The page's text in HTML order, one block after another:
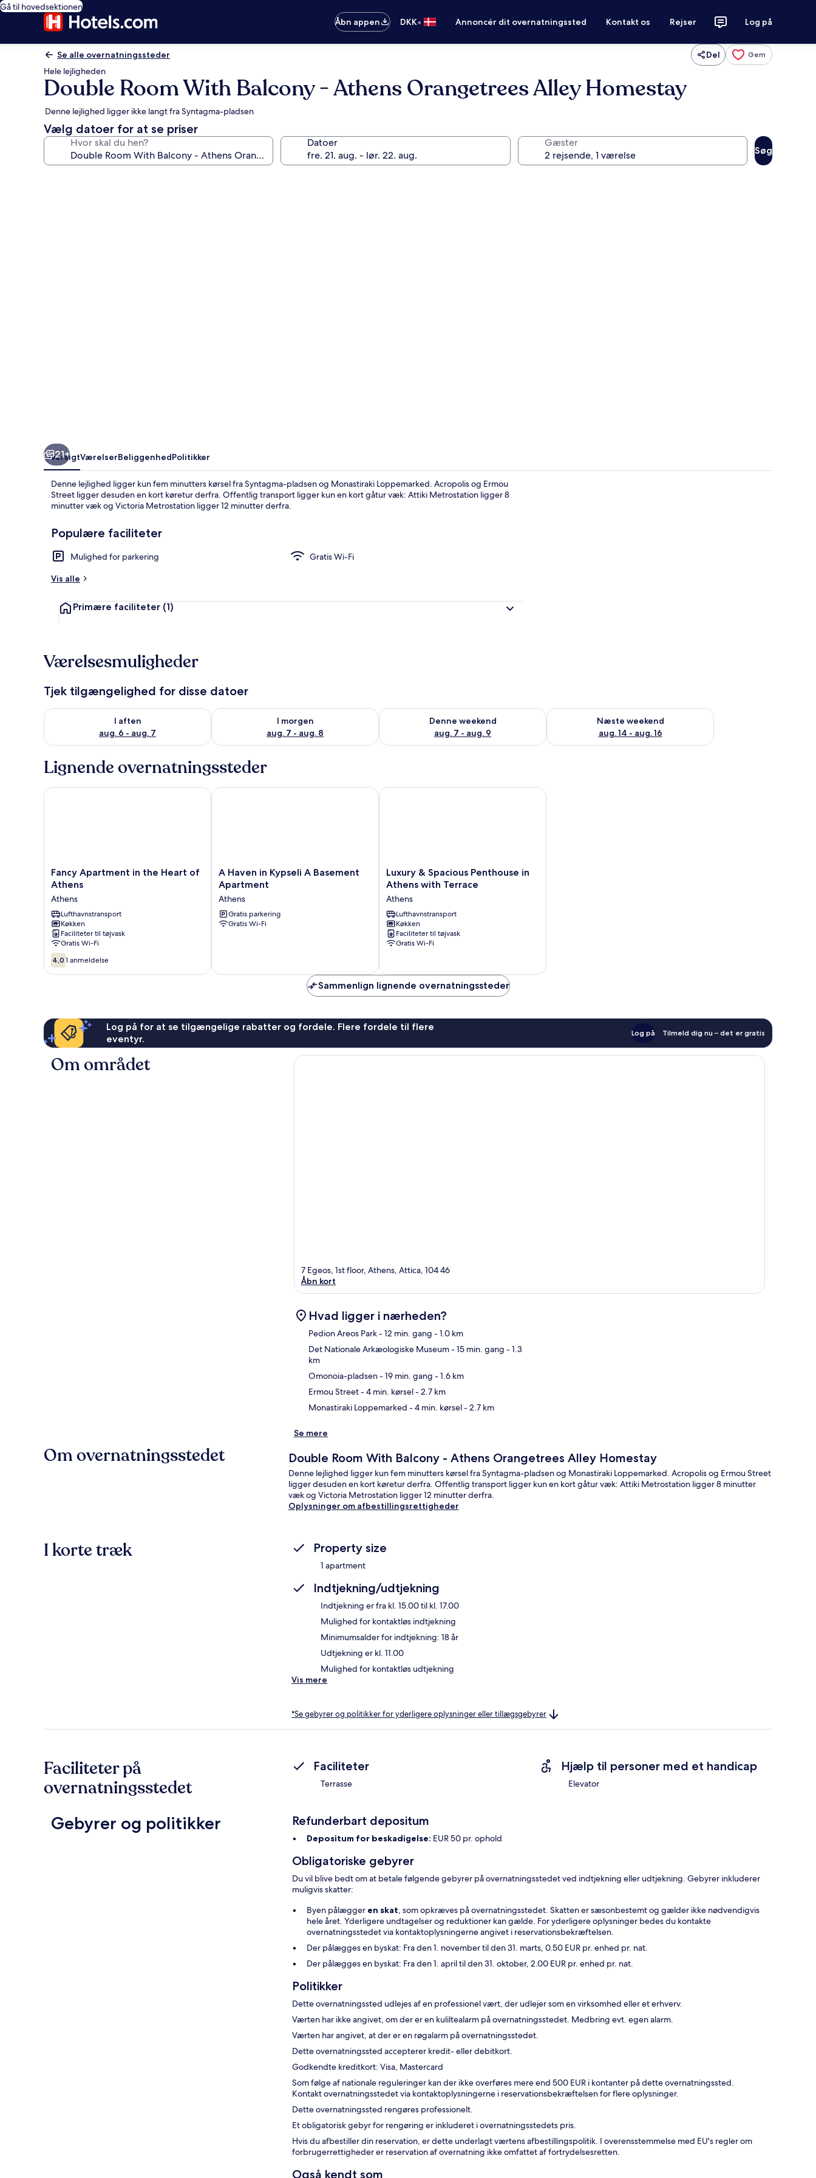
Gå til hovedsektionen
Åbn appen
DKK• Annoncér dit overnatningssted Kontakt os Rejser Log på
Se alle overnatningssteder Del Gem
Hele lejligheden
Double Room With Balcony - Athens Orangetrees Alley Homestay
Denne lejlighed ligger ikke langt fra Syntagma-pladsen
Vælg datoer for at se priser
Hvor skal du hen? Datoer Gæster
Søg
21+
OversigtVærelserBeliggenhedPolitikker
Denne lejlighed ligger kun fem minutters kørsel fra Syntagma-pladsen og Monastiraki Loppemarked. Acropolis og Ermou
Street ligger desuden en kort køretur derfra. Offentlig transport ligger kun en kort gåtur væk: Attiki Metrostation ligger 8
minutter væk og Victoria Metrostation ligger 12 minutter derfra.
Populære faciliteter
Mulighed for parkering
Gratis Wi-Fi
Vis alle
Primære faciliteter (1)
Værelsesmuligheder
Tjek tilgængelighed for disse datoer
I aften
aug. 6 - aug. 7
Tjek tilgængelighed for i aften aug. 6 - aug. 7
I morgen
aug. 7 - aug. 8
Tjek tilgængelighed for i morgen aug. 7 - aug. 8
Denne weekend
aug. 7 - aug. 9
Tjek tilgængelighed for denne weekend aug. 7 - aug. 9
Næste weekend
aug. 14 - aug. 16
Tjek tilgængelighed for næste weekend aug. 14 - aug. 16
Lignende overnatningssteder
Fancy
Apartment
the
Heart
of
Athens
Athens
Fancy Apartment in the Heart of
Athens
Athens
Lufthavnstransport
Køkken
Faciliteter til tøjvask
Gratis Wi-Fi
4.0
ud
4,0 1 anmeldelse
Fancy Apartment in the Heart of Athens
A
Haven
Kypseli
A
Basement
A Haven in Kypseli A Basement
Apartment
Athens
Gratis parkering
Gratis Wi-Fi
A Haven in Kypseli A Basement Apartment
Luxury
&
Penthouse
in
Athens
with
Terrace
Luxury & Spacious Penthouse in
Athens with Terrace
Athens
Lufthavnstransport
Køkken
Faciliteter til tøjvask
Gratis Wi-Fi
Luxury & Spacious Penthouse in Athens with Terrace
Sammenlign lignende overnatningssteder
Log på for at se tilgængelige rabatter og fordele. Flere fordele til flere
eventyr.
Log på Tilmeld dig nu – det er gratis
Om området
7 Egeos, 1st floor, Athens, Attica, 104 46
Åbn kort
Hvad ligger i nærheden?
Pedion Areos Park- 12 min. gang - 1.0 km
Det Nationale Arkæologiske Museum- 15 min. gang - 1.3
km
Omonoia-pladsen- 19 min. gang - 1.6 km
Ermou Street- 4 min. kørsel- 2.7 km
Monastiraki Loppemarked - 4 min. kørsel- 2.7 km
Se mere
Om overnatningsstedet Double Room With Balcony - Athens Orangetrees Alley Homestay
Denne lejlighed ligger kun fem minutters kørsel fra Syntagma-pladsen og Monastiraki Loppemarked. Acropolis og Ermou Street
ligger desuden en kort køretur derfra. Offentlig transport ligger kun en kort gåtur væk: Attiki Metrostation ligger 8 minutter
væk og Victoria Metrostation ligger 12 minutter derfra.
Oplysninger om afbestillingsrettigheder
I korte træk Property size
1 apartment
Indtjekning/udtjekning
Indtjekning er fra kl. 15.00 til kl. 17.00
Mulighed for kontaktløs indtjekning
Minimumsalder for indtjekning: 18 år
Udtjekning er kl. 11.00
Mulighed for kontaktløs udtjekning
Vis mere
*Se gebyrer og politikker for yderligere oplysninger eller tillægsgebyrer
Faciliteter på
overnatningsstedet
Faciliteter
Terrasse
Hjælp til personer med et handicap
Elevator
Gebyrer og politikker Refunderbart depositum
Depositum for beskadigelse: EUR 50 pr. ophold
Obligatoriske gebyrer
Du vil blive bedt om at betale følgende gebyrer på overnatningsstedet ved indtjekning eller udtjekning. Gebyrer inkluderer
muligvis skatter:
Byen pålægger en skat, som opkræves på overnatningsstedet. Skatten er sæsonbestemt og gælder ikke nødvendigvis
hele året. Yderligere undtagelser og reduktioner kan gælde. For yderligere oplysninger bedes du kontakte
overnatningsstedet via kontaktoplysningerne angivet i reservationsbekræftelsen.
Der pålægges en byskat: Fra den 1. november til den 31. marts, 0.50 EUR pr. enhed pr. nat.
Der pålægges en byskat: Fra den 1. april til den 31. oktober, 2.00 EUR pr. enhed pr. nat.
Politikker
Dette overnatningssted udlejes af en professionel vært, der udlejer som en virksomhed eller et erhverv.
Værten har ikke angivet, om der er en kuliltealarm på overnatningsstedet. Medbring evt. egen alarm.
Værten har angivet, at der er en røgalarm på overnatningsstedet.
Dette overnatningssted accepterer kredit- eller debitkort.
Godkendte kreditkort: Visa, Mastercard
Som følge af nationale reguleringer kan der ikke overføres mere end 500 EUR i kontanter på dette overnatningssted.
Kontakt overnatningsstedet via kontaktoplysningerne i reservationsbekræftelsen for flere oplysninger.
Dette overnatningssted rengøres professionelt.
Et obligatorisk gebyr for rengøring er inkluderet i overnatningsstedets pris.
Hvis du afbestiller din reservation, er dette underlagt værtens afbestillingspolitik. I overensstemmelse med EU's regler om
forbrugerrettigheder er reservation af overnatning ikke omfattet af fortrydelsesretten.
Også kendt som